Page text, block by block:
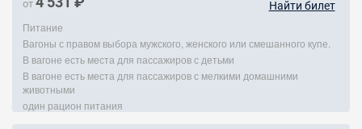
от Найти билет
Питание
Вагоны с правом выбора мужского, женского или смешанного купе.
В вагоне есть места для пассажиров с детьми
В вагоне есть места для пассажиров с мелкими домашними
животными
один рацион питания